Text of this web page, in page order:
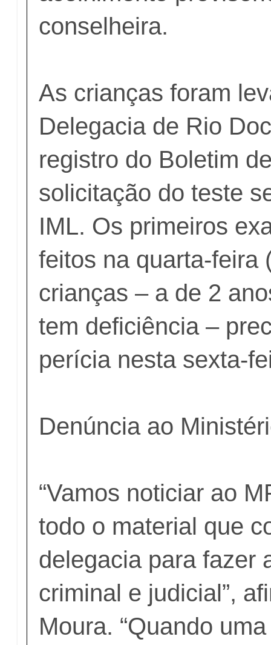
conselheira.
As crianças foram
Delegacia de Rio
registro do Boletim
solicitação do teste
IML. Os primeiros
feitos na quarta-feira
crianças – a de 2
tem deficiência –
perícia nesta sexta-
Denúncia ao
“Vamos noticiar ao
todo o material que
delegacia para fazer
criminal e judicial”,
Moura. “Quando